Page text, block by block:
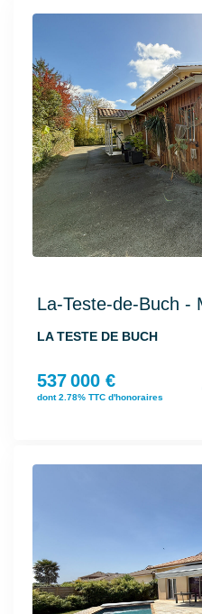
La-Teste-de-Buch -
LA TESTE DE BUCH
537 000 €
dont 2.78% TTC d'honoraires